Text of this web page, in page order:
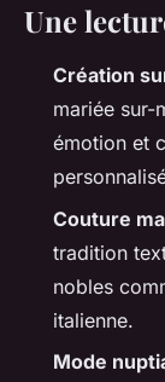
Une
Création
mariée sur-
émotion et
Couture
tradition
nobles
italienne.
Mode